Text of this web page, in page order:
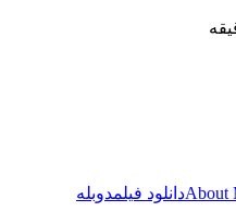
Aboutدانلود فیلمدوبله